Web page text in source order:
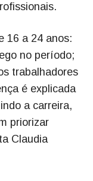
16 a 24 anos:
no período;
trabalhadores
é explicada
a carreira,
priorizar
Claudia